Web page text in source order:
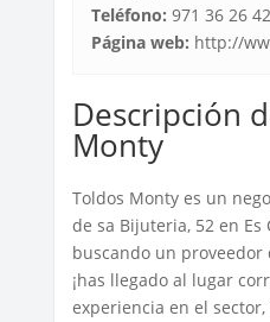
Teléfono: 971 36 26 42
Página web: http://
Descripción
Monty
Toldos Monty es un
de sa Bijuteria, 52 en Es
buscando un proveedor
¡has llegado al lugar
experiencia en el